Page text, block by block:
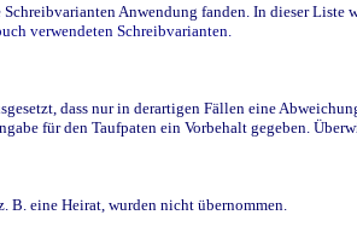
Anwendung fanden. In dieser Liste
verwendeten Schreibvarianten.
dass nur in derartigen Fällen eine
für den Taufpaten ein Vorbehalt gegeben.
B. eine Heirat, wurden nicht übernommen.